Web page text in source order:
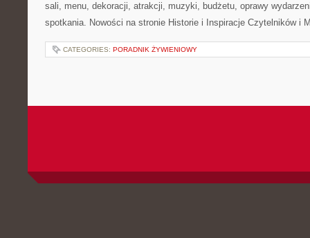
sali, menu, dekoracji, atrakcji, muzyki, budżetu, oprawy
spotkania. Nowości na stronie Historie i Inspiracje Czytelników i
CATEGORIES: PORADNIK ŻYWIENIOWY